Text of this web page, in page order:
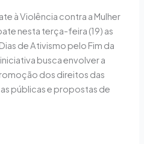
à Violência contra a Mulher
nesta terça-feira (19) as
de Ativismo pelo Fim da
busca envolver a
dos direitos das
públicas e propostas de